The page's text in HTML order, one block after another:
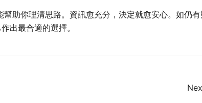
助你理清思路。資訊愈充分，決定就愈安心。如仍
出最合適的選擇。